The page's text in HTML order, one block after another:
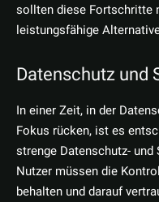
sollten diese Fortschritte
leistungsfähige
Datenschutz und
In einer Zeit, in der
Fokus rücken, ist es
strenge Datenschutz-
Nutzer müssen die
behalten und darauf